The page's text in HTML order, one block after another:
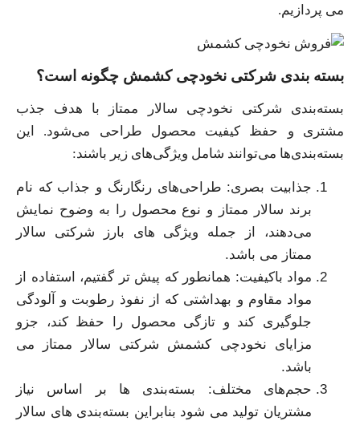
می پردازيم.
بسته بندی شرکتی نخودچی کشمش چگونه است؟
بسته‌بندی شرکتی نخودچی سالار ممتاز با هدف جذب
مشتری و حفظ کیفیت محصول طراحی می‌شود. این
بسته‌بندی‌ها می‌توانند شامل ویژگی‌های زیر باشند:
جذابیت بصری: طراحی‌های رنگارنگ و جذاب که نام
برند سالار ممتاز و نوع محصول را به وضوح نمایش
می‌دهند، از جمله ویژگی های بارز شرکتی سالار
ممتاز می باشد.
مواد باکیفیت: همانطور که پیش تر گفتیم، استفاده از
مواد مقاوم و بهداشتی که از نفوذ رطوبت و آلودگی
جلوگیری کند و تازگی محصول را حفظ کند، جزو
مزایای نخودچی کشمش شرکتی سالار ممتاز می
باشد.
حجم‌های مختلف: بسته‌بندی ها بر اساس نیاز
مشتریان تولید می شود بنابراین بسته‌بندی ها‌ی سالار